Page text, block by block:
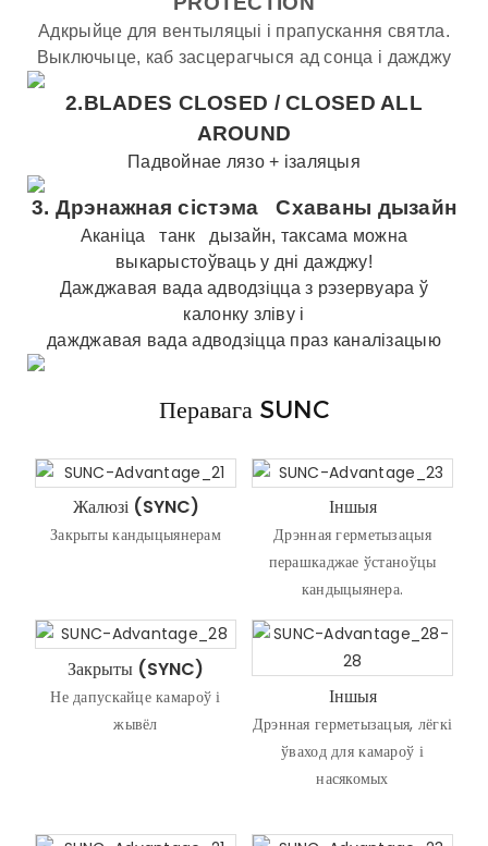
Адкрыйце для вентыляцыі і прапускання святла.
Выключыце, каб засцерагчыся ад сонца і дажджу
2.BLADES CLOSED /CLOSED ALL
AROUND
Падвойнае лязо + ізаляцыя
3. Дрэнажная сістэма Схаваны дызайн
Аканіца танк
дызайн, таксама можна
выкарыстоўваць у дні дажджу!
Дажджавая вада адводзіцца з рэзервуара ў
калонку зліву і
дажджавая вада адводзіцца праз каналізацыю
Перавага SUNC
Жалюзі (SYNC)
Закрыты кандыцыянерам
Іншыя
Дрэнная герметызацыя
перашкаджае ўстаноўцы
кандыцыянера.
Закрыты (SYNC)
Не дапускайце камароў і
жывёл
Іншыя
Дрэнная герметызацыя, лёгкі
ўваход для камароў і
насякомых